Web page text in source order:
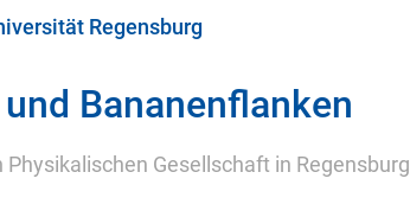
Regensburg
Bananenflanken
Gesellschaft in Regensburg